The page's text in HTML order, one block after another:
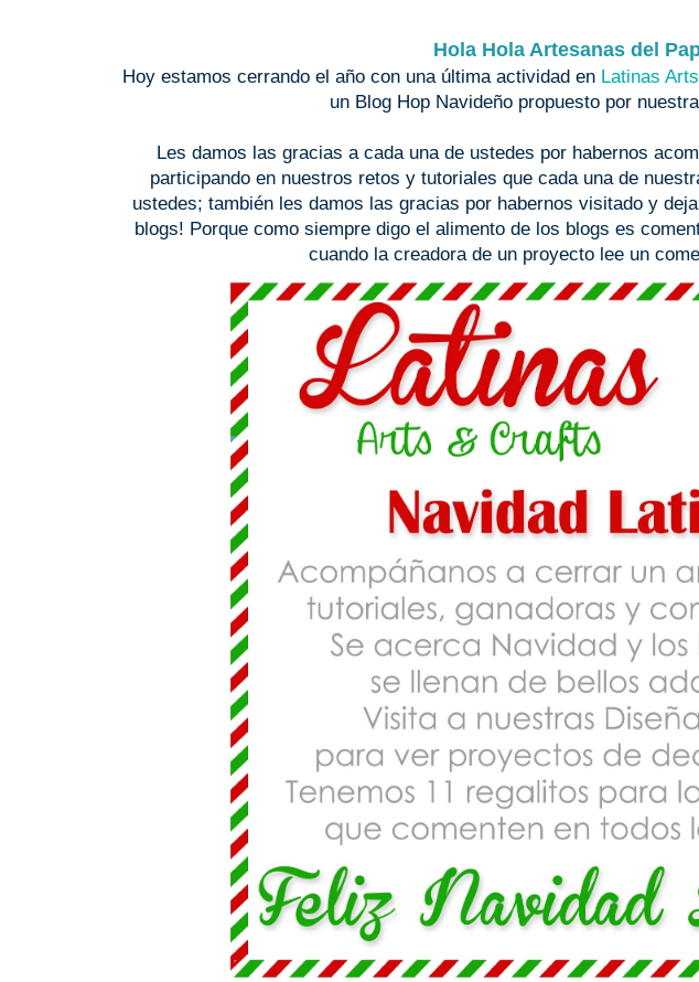
Hola Hola Artesanas del
Hoy estamos cerrando el año con una última actividad en Latinas
un Blog Hop Navideño propuesto por
Les damos las gracias a cada una de ustedes por habernos
participando en nuestros retos y tutoriales que cada una de
ustedes; también les damos las gracias por habernos visitado y
blogs! Porque como siempre digo el alimento de los blogs es
cuando la creadora de un proyecto lee un